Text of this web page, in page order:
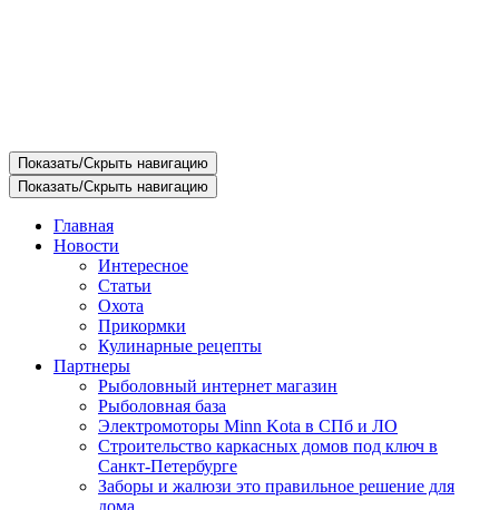
Показать/Скрыть навигацию
Показать/Скрыть навигацию
Главная
Новости
Интересное
Статьи
Охота
Прикормки
Кулинарные рецепты
Партнеры
Рыболовный интернет магазин
Рыболовная база
Электромоторы Minn Kota в СПб и ЛО
Строительство каркасных домов под ключ в
Санкт-Петербурге
Заборы и жалюзи это правильное решение для
дома